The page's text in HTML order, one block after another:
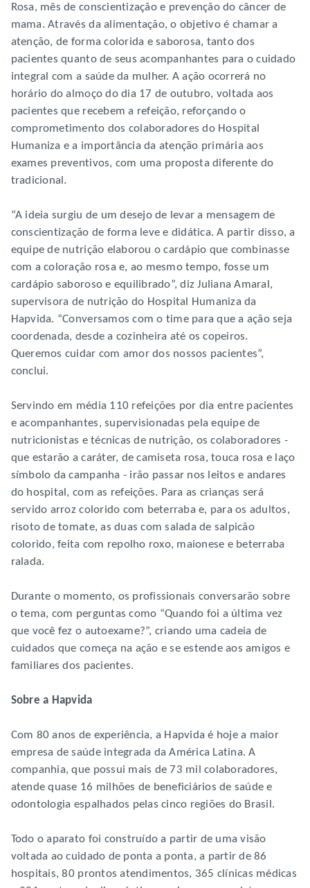
Rosa, mês de conscientização e prevenção do câncer de
mama. Através da alimentação, o objetivo é chamar a
atenção, de forma colorida e saborosa, tanto dos
pacientes quanto de seus acompanhantes para o cuidado
integral com a saúde da mulher. A ação ocorrerá no
horário do almoço do dia 17 de outubro, voltada aos
pacientes que recebem a refeição, reforçando o
comprometimento dos colaboradores do Hospital
Humaniza e a importância da atenção primária aos
exames preventivos, com uma proposta diferente do
tradicional.
“A ideia surgiu de um desejo de levar a mensagem de
conscientização de forma leve e didática. A partir disso, a
equipe de nutrição elaborou o cardápio que combinasse
com a coloração rosa e, ao mesmo tempo, fosse um
cardápio saboroso e equilibrado”, diz Juliana Amaral,
supervisora de nutrição do Hospital Humaniza da
Hapvida. “Conversamos com o time para que a ação seja
coordenada, desde a cozinheira até os copeiros.
Queremos cuidar com amor dos nossos pacientes”,
conclui.
Servindo em média 110 refeições por dia entre pacientes
e acompanhantes, supervisionadas pela equipe de
nutricionistas e técnicas de nutrição, os colaboradores -
que estarão a caráter, de camiseta rosa, touca rosa e laço
símbolo da campanha - irão passar nos leitos e andares
do hospital, com as refeições. Para as crianças será
servido arroz colorido com beterraba e, para os adultos,
risoto de tomate, as duas com salada de salpicão
colorido, feita com repolho roxo, maionese e beterraba
ralada.
Durante o momento, os profissionais conversarão sobre
o tema, com perguntas como “Quando foi a última vez
que você fez o autoexame?”, criando uma cadeia de
cuidados que começa na ação e se estende aos amigos e
familiares dos pacientes.
Sobre a Hapvida
Com 80 anos de experiência, a Hapvida é hoje a maior
empresa de saúde integrada da América Latina. A
companhia, que possui mais de 73 mil colaboradores,
atende quase 16 milhões de beneficiários de saúde e
odontologia espalhados pelas cinco regiões do Brasil.
Todo o aparato foi construído a partir de uma visão
voltada ao cuidado de ponta a ponta, a partir de 86
hospitais, 80 prontos atendimentos, 365 clínicas médicas